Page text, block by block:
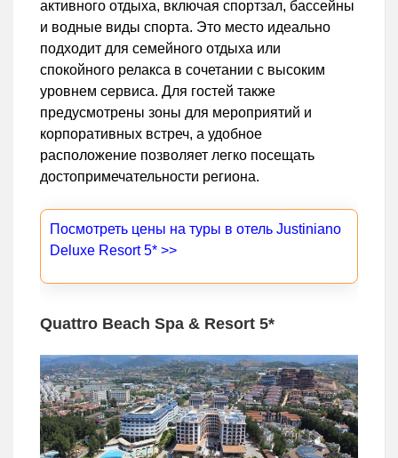
активного отдыха, включая спортзал, бассейны
и водные виды спорта. Это место идеально
подходит для семейного отдыха или
спокойного релакса в сочетании с высоким
уровнем сервиса. Для гостей также
предусмотрены зоны для мероприятий и
корпоративных встреч, а удобное
расположение позволяет легко посещать
достопримечательности региона.
Посмотреть цены на туры в отель Justiniano
Deluxe Resort 5* >>
Quattro Beach Spa & Resort 5*